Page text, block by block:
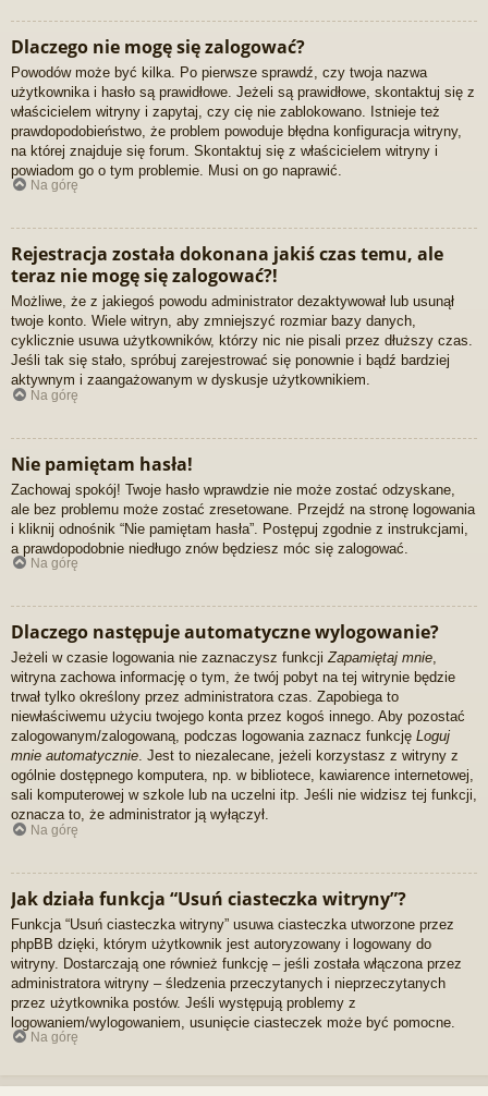
Dlaczego nie mogę się zalogować?
Powodów może być kilka. Po pierwsze sprawdź, czy twoja nazwa
użytkownika i hasło są prawidłowe. Jeżeli są prawidłowe, skontaktuj się z
właścicielem witryny i zapytaj, czy cię nie zablokowano. Istnieje też
prawdopodobieństwo, że problem powoduje błędna konfiguracja witryny,
na której znajduje się forum. Skontaktuj się z właścicielem witryny i
powiadom go o tym problemie. Musi on go naprawić.
Na górę
Rejestracja została dokonana jakiś czas temu, ale
teraz nie mogę się zalogować?!
Możliwe, że z jakiegoś powodu administrator dezaktywował lub usunął
twoje konto. Wiele witryn, aby zmniejszyć rozmiar bazy danych,
cyklicznie usuwa użytkowników, którzy nic nie pisali przez dłuższy czas.
Jeśli tak się stało, spróbuj zarejestrować się ponownie i bądź bardziej
aktywnym i zaangażowanym w dyskusje użytkownikiem.
Na górę
Nie pamiętam hasła!
Zachowaj spokój! Twoje hasło wprawdzie nie może zostać odzyskane,
ale bez problemu może zostać zresetowane. Przejdź na stronę logowania
i kliknij odnośnik “Nie pamiętam hasła”. Postępuj zgodnie z instrukcjami,
a prawdopodobnie niedługo znów będziesz móc się zalogować.
Na górę
Dlaczego następuje automatyczne wylogowanie?
Jeżeli w czasie logowania nie zaznaczysz funkcjiZapamiętaj mnie,
witryna zachowa informację o tym, że twój pobyt na tej witrynie będzie
trwał tylko określony przez administratora czas. Zapobiega to
niewłaściwemu użyciu twojego konta przez kogoś innego. Aby pozostać
zalogowanym/zalogowaną, podczas logowania zaznacz funkcję Loguj
mnie automatycznie. Jest to niezalecane, jeżeli korzystasz z witryny z
ogólnie dostępnego komputera, np. w bibliotece, kawiarence internetowej,
sali komputerowej w szkole lub na uczelni itp. Jeśli nie widzisz tej funkcji,
oznacza to, że administrator ją wyłączył.
Na górę
Jak działa funkcja “Usuń ciasteczka witryny”?
Funkcja “Usuń ciasteczka witryny” usuwa ciasteczka utworzone przez
phpBB dzięki, którym użytkownik jest autoryzowany i logowany do
witryny. Dostarczają one również funkcję – jeśli została włączona przez
administratora witryny – śledzenia przeczytanych i nieprzeczytanych
przez użytkownika postów. Jeśli występują problemy z
logowaniem/wylogowaniem, usunięcie ciasteczek może być pomocne.
Na górę